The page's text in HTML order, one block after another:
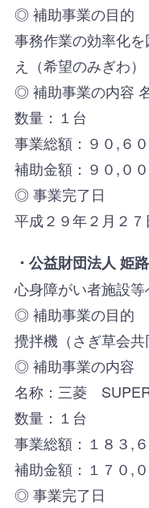
◎ 補助事業の目的
事務作業の効率化
え（希望のみぎわ）
◎ 補助事業の内容
数量：１台
事業総額：９０,６
補助金額：９０,０
◎ 事業完了日
平成２９年２月２７
・公益財団法人 姫
心身障がい者施設
◎ 補助事業の目的
攪拌機（さぎ草会共
◎ 補助事業の内容
名称：三菱
数量：１台
事業総額：１８３,
補助金額：１７０,
◎ 事業完了日